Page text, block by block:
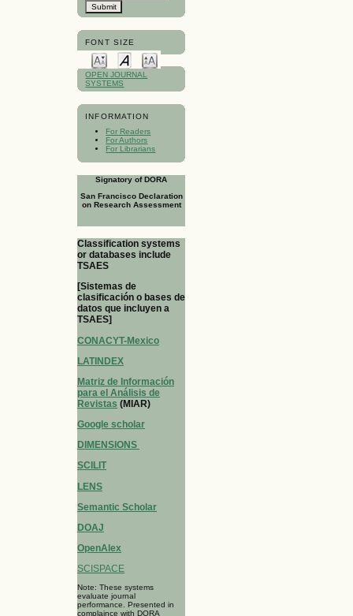
FONT SIZE
OPEN JOURNAL
SYSTEMS
INFORMATION
For Readers
For Authors
For Librarians
Signatory of DORA
San Francisco Declaration
on Research Assessment
Classification systems
or databases include
TSAES
[Sistemas de
clasificación o bases de
datos que incluyen a
TSAES]
CONACYT-Mexico
LATINDEX
Matriz de Información
para el Análisis de
Revistas (MIAR)
Google scholar
DIMENSIONS
SCILIT
LENS
Semantic Scholar
DOAJ
OpenAlex
SCISPACE
Note: These systems
evaluate journal
performance. Presented in
complaince with DORA